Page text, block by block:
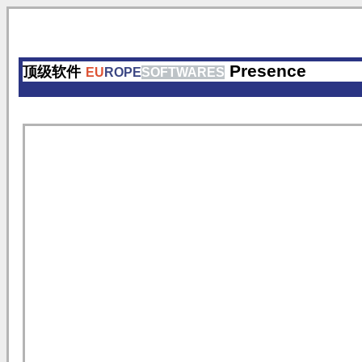
顶级软件 EU ROPESOFTWARES Presence